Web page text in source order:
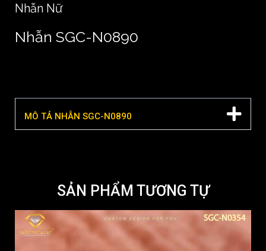
Nhẫn Nữ
Nhẫn SGC-N0890
MÔ TẢ NHẪN SGC-N0890
SẢN PHẨM TƯƠNG TỰ